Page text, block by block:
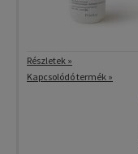
Részletek »
Kapcsolódó termék »